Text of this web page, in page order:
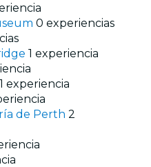
0 experiencias
1 experiencia
1 experiencia
de Perth 2